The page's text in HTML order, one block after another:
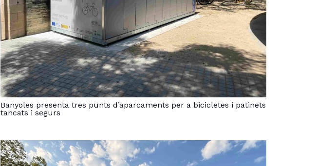
Banyoles presenta tres punts d’aparcaments per a bicicletes i patinets
tancats i segurs